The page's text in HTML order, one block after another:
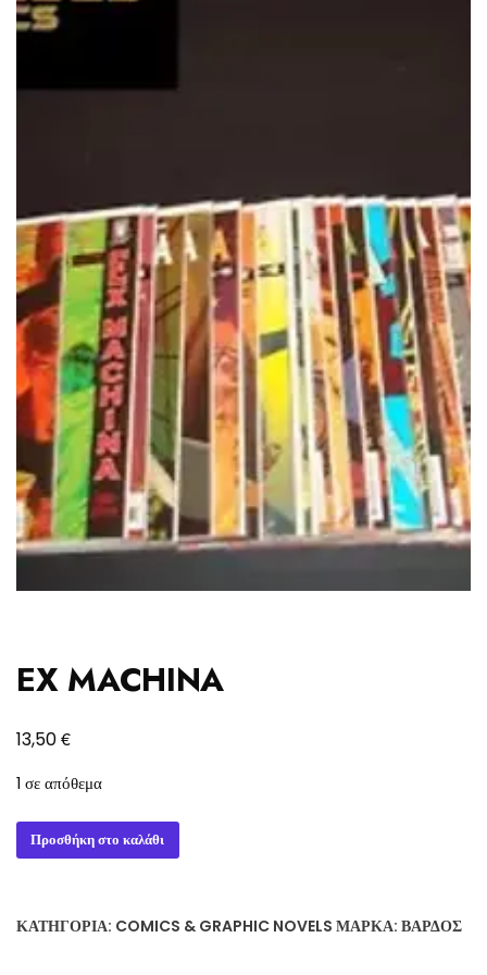
EX MACHINA
13,50€
1 σε απόθεμα
EX
MACHINA
Προσθήκη στο καλάθι
ΚΑΤΗΓΟΡΊΑ: COMICS & GRAPHIC NOVELS ΜΆΡΚΑ: ΒΆΡΔΟΣ